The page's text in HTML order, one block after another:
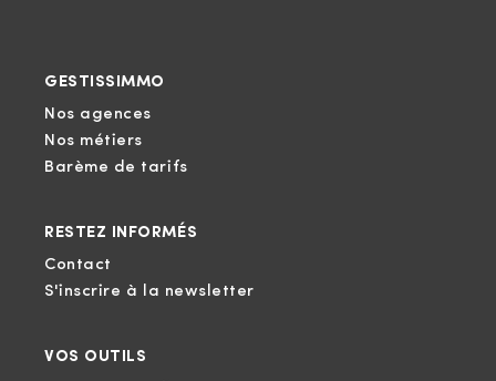
GESTISSIMMO
Nos agences
Nos métiers
Barème de tarifs
RESTEZ INFORMÉS
Contact
S'inscrire à la newsletter
VOS OUTILS